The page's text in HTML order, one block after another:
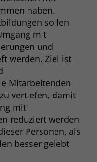
haben.
sollen
mit
und
werden. Ziel ist
Mitarbeitenden
vertiefen, damit
mit
reduziert werden
Personen, als
besser gelebt
dieses Cookie,
eines Benutzers
in einer einzigen